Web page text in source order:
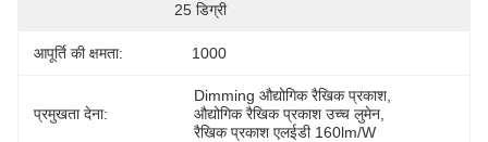
25 डिग्री
आपूर्ति की क्षमता: 1000
प्रमुखता देना:
Dimming औद्योगिक रैखिक प्रकाश
औद्योगिक रैखिक प्रकाश उच्च लुमेन
रैखिक प्रकाश एलईडी 160lm/W